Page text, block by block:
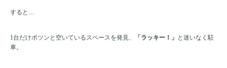
すると…
1台だけポツンと空いているスペースを発見、 「ラッキー！」 と迷いなく駐
車。